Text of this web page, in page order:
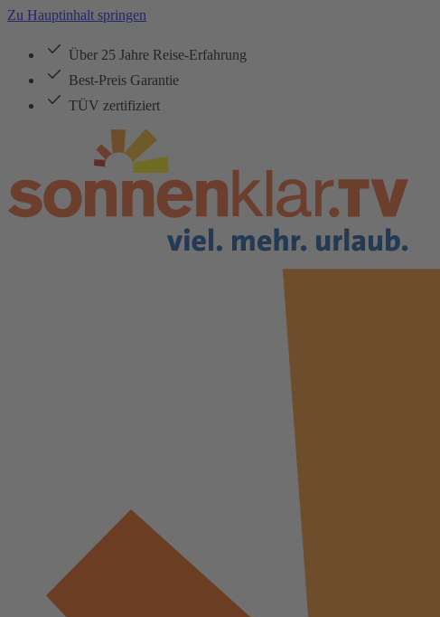
Zu Hauptinhalt springen
Über 25 Jahre Reise-Erfahrung
Best-Preis Garantie
TÜV zertifiziert